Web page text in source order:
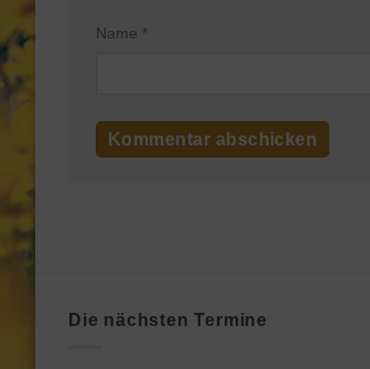
Name *
Die nächsten Termine